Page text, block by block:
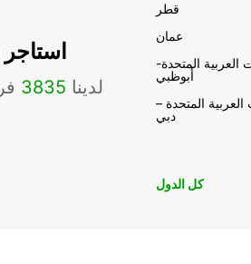
لدينا 3835
قطر
عمان
العربية المتحدة-
أبوظبي
العربية المتحدة –
دبي
كل الدول